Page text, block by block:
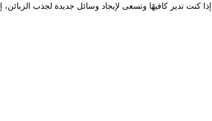
كنت تدير كافيهًا وتسعى لإيجاد وسائل جديدة لجذب